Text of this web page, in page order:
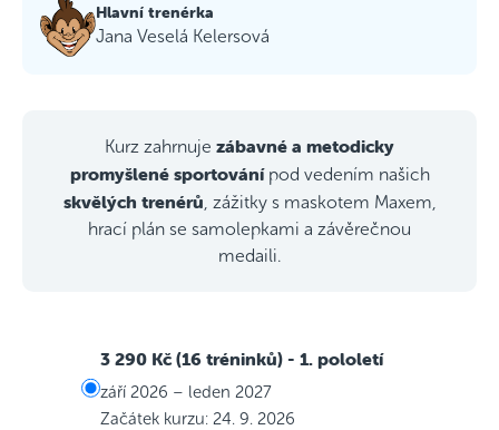
Hlavní trenérka
Jana Veselá Kelersová
Kurz zahrnuje zábavné a metodicky
promyšlené sportovánípod vedením našich
skvělých trenérů , zážitky s maskotem Maxem,
hrací plán se samolepkami a závěrečnou
medaili.
3 290 Kč (16 tréninků) - 1. pololetí
září 2026 – leden 2027
Začátek kurzu: 24. 9. 2026